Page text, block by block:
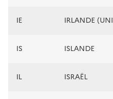
IE IRLANDE
IS ISLANDE
IL ISRAËL